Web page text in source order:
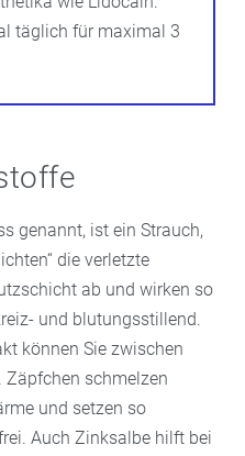
täglich für maximal 3
genannt, ist ein Strauch,
die verletzte
ab und wirken so
und blutungsstillend.
können Sie zwischen
schmelzen
und setzen so
Auch Zinksalbe hilft bei